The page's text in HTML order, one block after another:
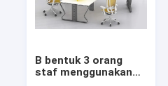
B bentuk 3 orang
staf menggunakan